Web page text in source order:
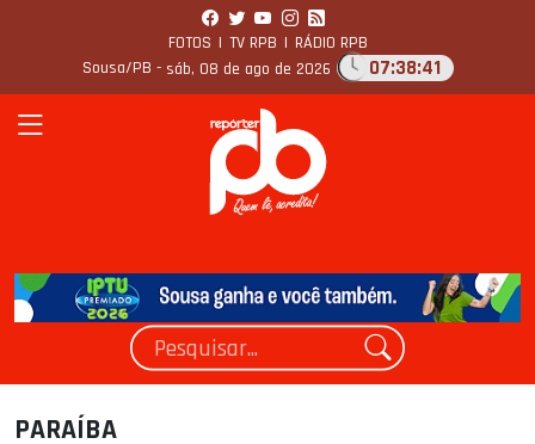
FOTOS | TV RPB | RÁDIO RPB
Sousa/PB - sáb, 08 de ago de 2026 07:38:42
PARAÍBA